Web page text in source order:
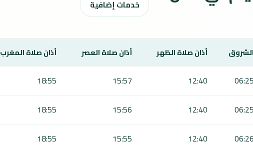
خدمات إضافية
الشروق أذان صلاة الظهر أذان صلاة العصر أذان صلاة المغرب
06:25
12:40
15:57
18:55
06:25
12:40
15:56
18:55
06:26
12:40
15:55
18:55